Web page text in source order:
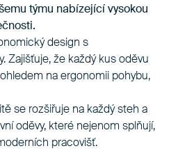
týmu nabízející vysokou
design s
Zajišťuje, že každý kus oděvu
na ergonomii pohybu,
se rozšiřuje na každý steh a
oděvy, které nejenom splňují,
pracovišť.